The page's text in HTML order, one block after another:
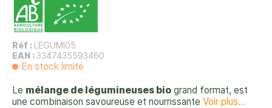
Réf : LEGUMI05
EAN : 3347435593460
En stock limité
Le mélange de légumineuses bio grand format, est
une combinaison savoureuse et nourrissante Voir plus...